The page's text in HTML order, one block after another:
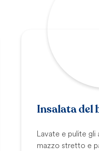
Insalata del
Lavate e pulite gli
mazzo stretto e